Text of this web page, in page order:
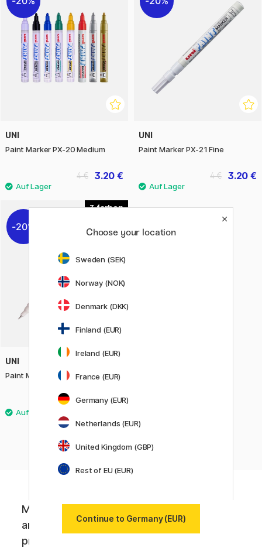
UNI
Paint Marker PX-20 Medium
3.20 €
4 €
UNI
Paint Marker PX-21 Fine
3.20 €
4 €
3
20%
UNI
Paint Marker PX-203 Extra-Fine
3.20 €
4 €
Melde dich für Newsletter von Pen Store
an. Erhalte die aktuellsten News und
profitiere von tollen Angeboten!
Choose your location
Sweden (SEK)
Norway (NOK)
Denmark (DKK)
Finland (EUR)
Ireland (EUR)
France (EUR)
Germany (EUR)
Netherlands (EUR)
United Kingdom (GBP)
Rest of EU (EUR)
Continue to Germany (EUR)